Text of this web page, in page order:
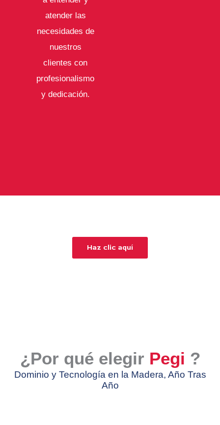
atender las
necesidades de
nuestros
clientes con
profesionalismo
y dedicación.
Haz clic aquí
¿Por qué elegir Pegi ?
Dominio y Tecnología en la Madera, Año Tras
Año